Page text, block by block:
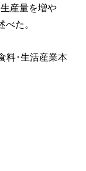
産量を増や
た。
料･生活産業本